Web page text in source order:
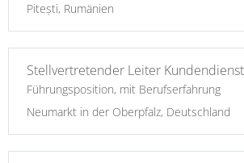
Pitești, Rumänien
Stellvertretender Leiter
Führungsposition, mit Berufserfahrung
Neumarkt in der Oberpfalz, Deutschland